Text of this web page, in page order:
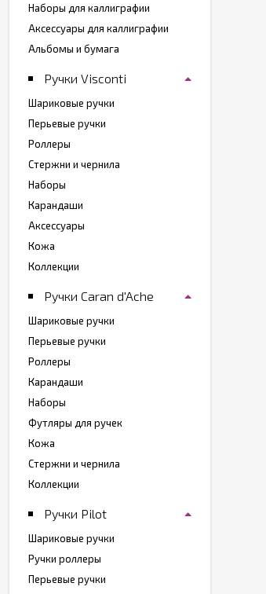
Наборы для каллиграфии
Аксессуары для каллиграфии
Альбомы и бумага
Ручки Visconti
Шариковые ручки
Перьевые ручки
Роллеры
Стержни и чернила
Наборы
Карандаши
Аксессуары
Кожа
Коллекции
Ручки Caran d'Ache
Шариковые ручки
Перьевые ручки
Роллеры
Карандаши
Наборы
Футляры для ручек
Кожа
Стержни и чернила
Коллекции
Ручки Pilot
Шариковые ручки
Ручки роллеры
Перьевые ручки